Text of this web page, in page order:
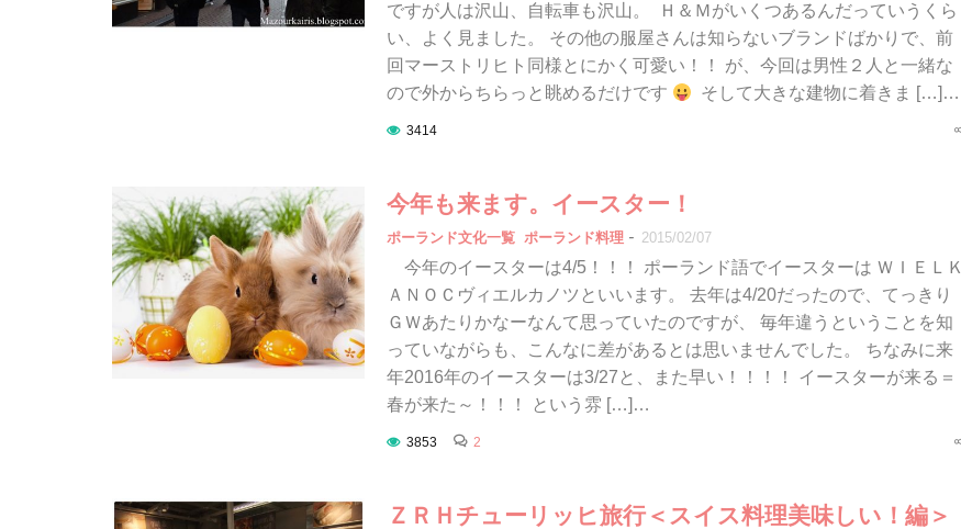
ですが人は沢山、自転車も沢山。 Ｈ＆Ｍがいくつあるんだっていうくら
い、よく見ました。 その他の服屋さんは知らないブランドばかりで、前
回マーストリヒト同様とにかく可愛い！！ が、今回は男性２人と一緒な
ので外からちらっと眺めるだけです
そして大きな建物に着きま […]…
3414
今年も来ます。イースター！
ポーランド文化一覧 ポーランド料理 - 2015/02/07
今年のイースターは4/5！！！ ポーランド語でイースターは ＷＩＥＬＫ
ＡＮＯＣヴィエルカノツといいます。 去年は4/20だったので、てっきり
ＧＷあたりかなーなんて思っていたのですが、 毎年違うということを知
っていながらも、こんなに差があるとは思いませんでした。 ちなみに来
年2016年のイースターは3/27と、また早い！！！！ イースターが来る＝
春が来た～！！！ という雰 […]…
3853 2
ＺＲＨチューリッヒ旅行＜スイス料理美味しい！編＞